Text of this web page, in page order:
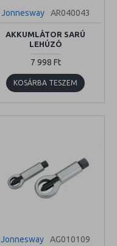
Jonnesway AR040043
AKKUMLÁTOR SARÚ
LEHÚZÓ
7 998 Ft
KOSÁRBA TESZEM
Jonnesway AG010109